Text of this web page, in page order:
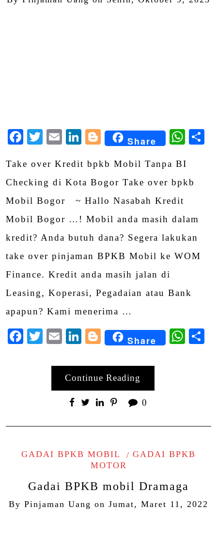
Facebook
Twitter
EmailLinkedIn
Blogger
Share
Take over Kredit bpkb Mobil Tanpa BI
Checking di Kota Bogor Take over bpkb
Mobil Bogor ~ Hallo Nasabah Kredit
Mobil Bogor …! Mobil anda masih dalam
kredit? Anda butuh dana? Segera lakukan
take over pinjaman BPKB Mobil ke WOM
Finance. Kredit anda masih jalan di
Leasing, Koperasi, Pegadaian atau Bank
apapun? Kami menerima …
Facebook
Twitter
EmailLinkedIn
Blogger
Share
Continue Reading
0
GADAI BPKB MOBIL
GADAI BPKB
MOTOR
Gadai BPKB mobil Dramaga
By Pinjaman Uang on Jumat, Maret 11, 2022